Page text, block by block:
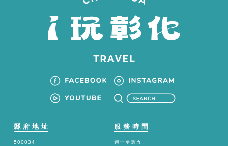
縣府地址
500034
服務時間
週一至週五